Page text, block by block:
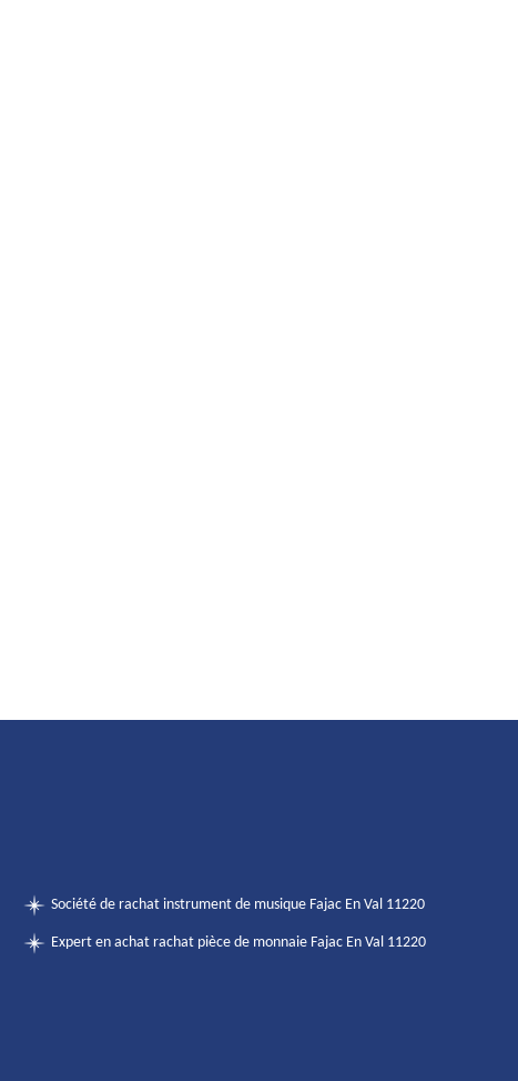
Société de rachat instrument de musique Fajac En Val 11220
Expert en achat rachat pièce de monnaie Fajac En Val 11220